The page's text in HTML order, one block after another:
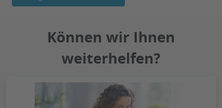
Können wir Ihnen
weiterhelfen?